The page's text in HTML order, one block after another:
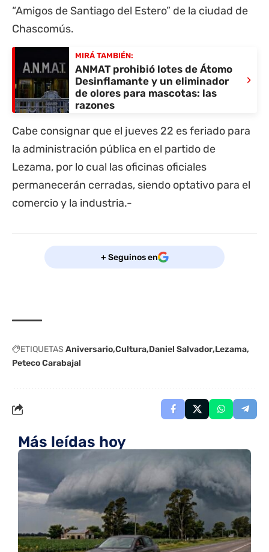
“Amigos de Santiago del Estero” de la ciudad de
Chascomús.
MIRÁ TAMBIÉN:
ANMAT prohibió lotes de Átomo
Desinflamante y un eliminador
de olores para mascotas: las
razones
›
Cabe consignar que el jueves 22 es feriado para
la administración pública en el partido de
Lezama, por lo cual las oficinas oficiales
permanecerán cerradas, siendo optativo para el
comercio y la industria.-
+ Seguinos en
ETIQUETAS Aniversario Cultura Daniel Salvador Lezama
Peteco Carabajal
Más leídas hoy